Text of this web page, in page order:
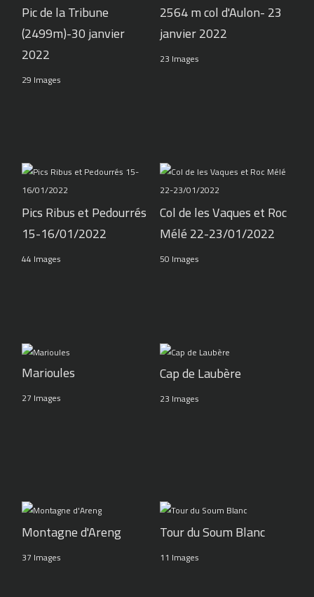
Pic de la Tribune
(2499m)-30 janvier
2022
29 Images
2564 m col d'Aulon- 23
janvier 2022
23 Images
Pics Ribus et Pedourrés
15-16/01/2022
44 Images
Col de les Vaques et Roc
Mélé 22-23/01/2022
50 Images
Marioules
27 Images
Cap de Laubère
23 Images
Montagne d'Areng
37 Images
Tour du Soum Blanc
11 Images